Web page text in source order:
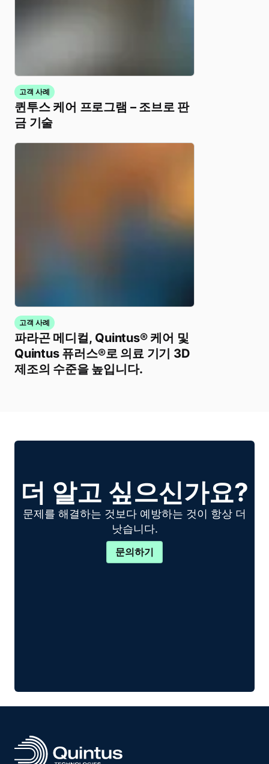
고객 사례
퀸투스 케어 프로그램 – 조브로 판
금 기술
고객 사례
파라곤 메디컬, Quintus® 케어 및
Quintus 퓨러스®로 의료 기기 3D
제조의 수준을 높입니다.
더 알고 싶으신가요?
문제를 해결하는 것보다 예방하는 것이 항상 더
낫습니다.
문의하기